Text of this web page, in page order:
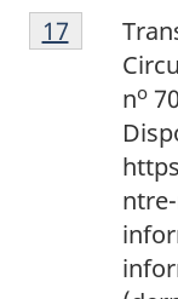
1
7
no
Return to
17 referrer